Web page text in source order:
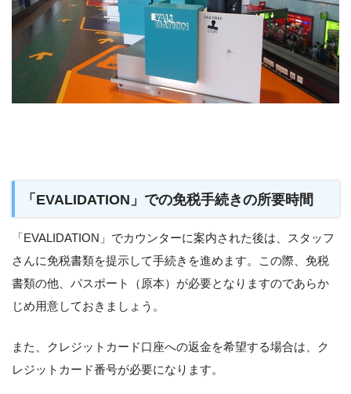
「EVALIDATION」での免税手続きの所要時間
「EVALIDATION」でカウンターに案内された後は、スタッフ
さんに免税書類を提示して手続きを進めます。この際、免税
書類の他、パスポート（原本）が必要となりますのであらか
じめ用意しておきましょう。
また、クレジットカード口座への返金を希望する場合は、ク
レジットカード番号が必要になります。